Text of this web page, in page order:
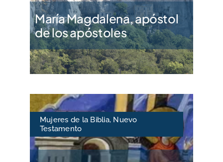
María Magdalena, apóstol
de los apóstoles
Mujeres de la Biblia, Nuevo
Testamento